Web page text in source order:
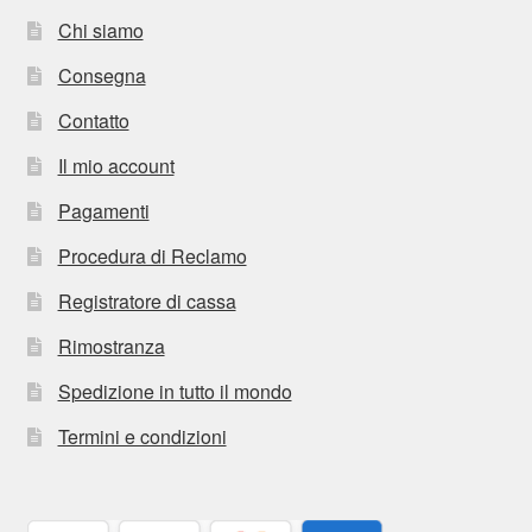
Chi siamo
Consegna
Contatto
Il mio account
Pagamenti
Procedura di Reclamo
Registratore di cassa
Rimostranza
Spedizione in tutto il mondo
Termini e condizioni